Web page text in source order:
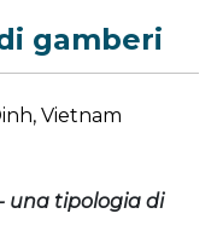
gamberi
Vietnam
una tipologia di